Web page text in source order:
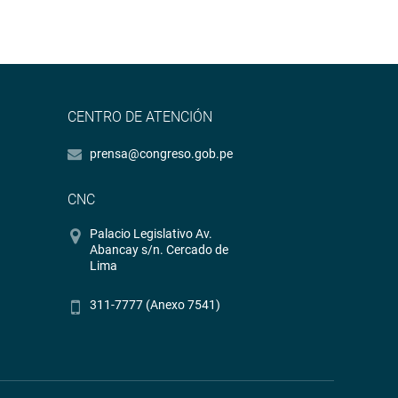
CENTRO DE ATENCIÓN
prensa@congreso.gob.pe
CNC
Palacio Legislativo Av.
Abancay s/n. Cercado de
Lima
311-7777 (Anexo 7541)